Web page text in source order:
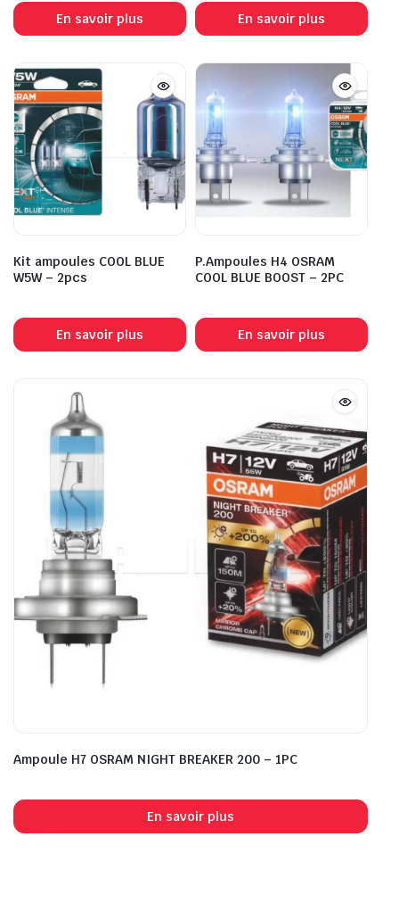
En savoir plus En savoir plus
Kit ampoules COOL BLUE
W5W – 2pcs
En savoir plus
P.Ampoules H4 OSRAM
COOL BLUE BOOST – 2PC
En savoir plus
Ampoule H7 OSRAM NIGHT BREAKER 200 – 1PC
En savoir plus